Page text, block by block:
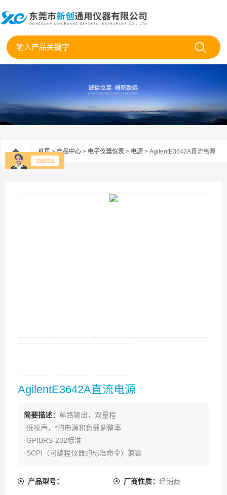
首页>产品中心 > 电子仪器仪表 > 电源 > AgilentE3642A直流电源
AgilentE3642A直流电源
简要描述： 单路输出，双量程
·低噪声，*的电源和负载调整率
·GPIBRS-232标准
·SCPI（可编程仪器的标准命令）兼容
·过压保护
产品型号： 厂商性质： 经销商